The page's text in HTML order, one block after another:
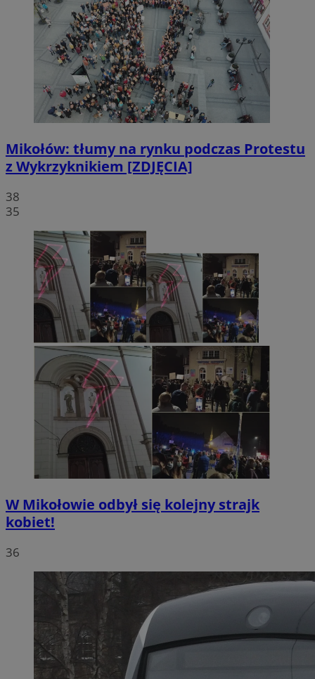
Mikołów: tłumy na rynku podczas Protestu
z Wykrzyknikiem [ZDJĘCIA]
38
35
W Mikołowie odbył się kolejny strajk
kobiet!
36